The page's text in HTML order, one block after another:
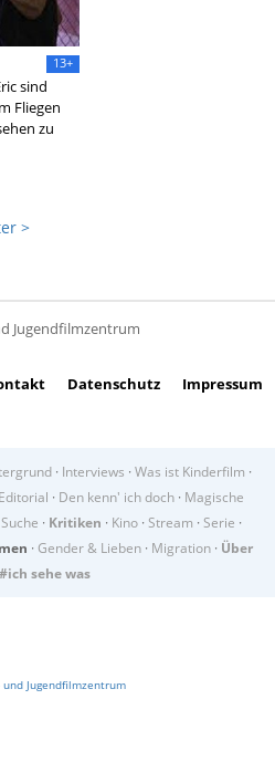
13+
sind
Fliegen
zu
>
Jugendfilmzentrum
Datenschutz Impressum
· Interviews · Was ist Kinderfilm ·
Editorial · Den kenn' ich doch· Magische
Suche · Kritiken · Kino · Stream · Serie ·
· Gender & Lieben · Migration · Über
#ich sehe was